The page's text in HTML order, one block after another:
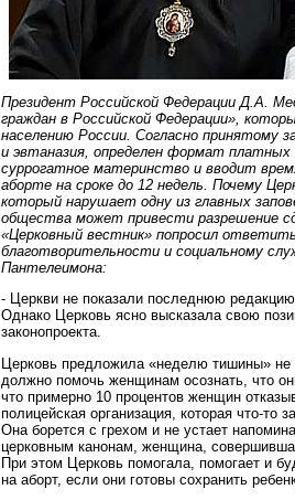
Президент Российской Федерации Д.А.
граждан в Российской Федерации»,
населению России. Согласно принятому
и эвтаназия, определен формат
суррогатное материнство и вводит
аборте на сроке до 12 недель. Почему
который нарушает одну из главных
общества может привести разрешение
«Церковный вестник» попросил
благотворительности и социальному
Пантелеимона:
- Церкви не показали последнюю
Однако Церковь ясно высказала свою
законопроекта.
Церковь предложила «неделю тишины» не
должно помочь женщинам осознать, что
что примерно 10 процентов женщин
полицейская организация, которая что-то
Она борется с грехом и не устает
церковным канонам, женщина,
При этом Церковь помогала, помогает и
на аборт, если они готовы сохранить